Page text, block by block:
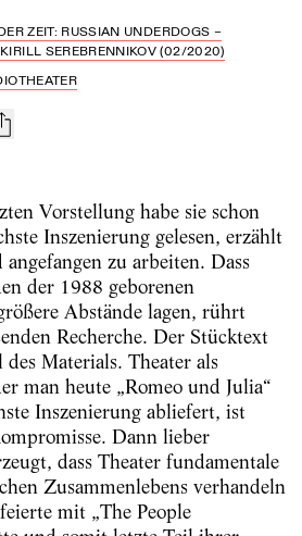
ZEIT: RUSSIAN UNDERDOGS –
SEREBRENNIKOV (02/2020)
Vorstellung habe sie schon
Inszenierung gelesen, erzählt
zu arbeiten. Dass
der 1988 geborenen
Abstände lagen, rührt
Recherche. Der Stücktext
Materials. Theater als
man heute „Romeo und Julia“
Inszenierung abliefert, ist
Dann lieber
dass Theater fundamentale
Zusammenlebens verhandeln
mit „The People